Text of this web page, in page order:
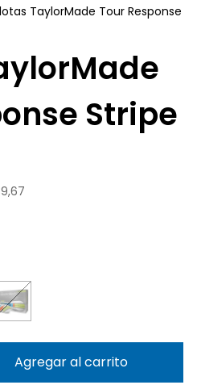
TaylorMade Tour Response
Stripe